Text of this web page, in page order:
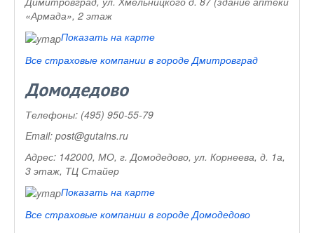
«Армада», 2 этаж
Показать на карте
Все страховые компании в городе Дмитровград
Домодедово
Телефоны: (495) 950-55-79
Email: post@gutains.ru
Адрес: 142000, МО, г. Домодедово, ул. Корнеева, д. 1а,
3 этаж, ТЦ Стайер
Показать на карте
Все страховые компании в городе Домодедово